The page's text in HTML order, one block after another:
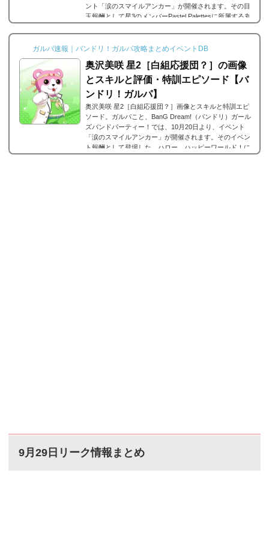
ント「涙のスマイルアンカー」が開催されます。その目
玉報酬として星3のメンバーPastel Palettesに所属する丸
しています。今回は、丸山彩 星3［オーエス？オーエ
ス！］の画像と特技と評価のまとめです。丸山彩 星3
像拡大可能■特訓前■特訓後ステータス名前丸山彩(まる...
ガルパ速報｜バンドリ！ガルパ攻略まとめイベントDB
奥沢美咲 星2［白組応援団？］の画像
とスキルと評価・特訓エピソード【バ
ンドリ！ガルパ】
奥沢美咲 星2［白組応援団？］画像とスキルと特訓エピ
ソード。ガルパこと、BanG Dream!（バンドリ）ガール
ズバンドパーティー！では、10月20日より、イベント
「涙のスマイルアンカー」が開催されます。そのイベン
ト報酬として登場した、ハロー、ハッピーワールド！に
9月29日リーク情報まとめ